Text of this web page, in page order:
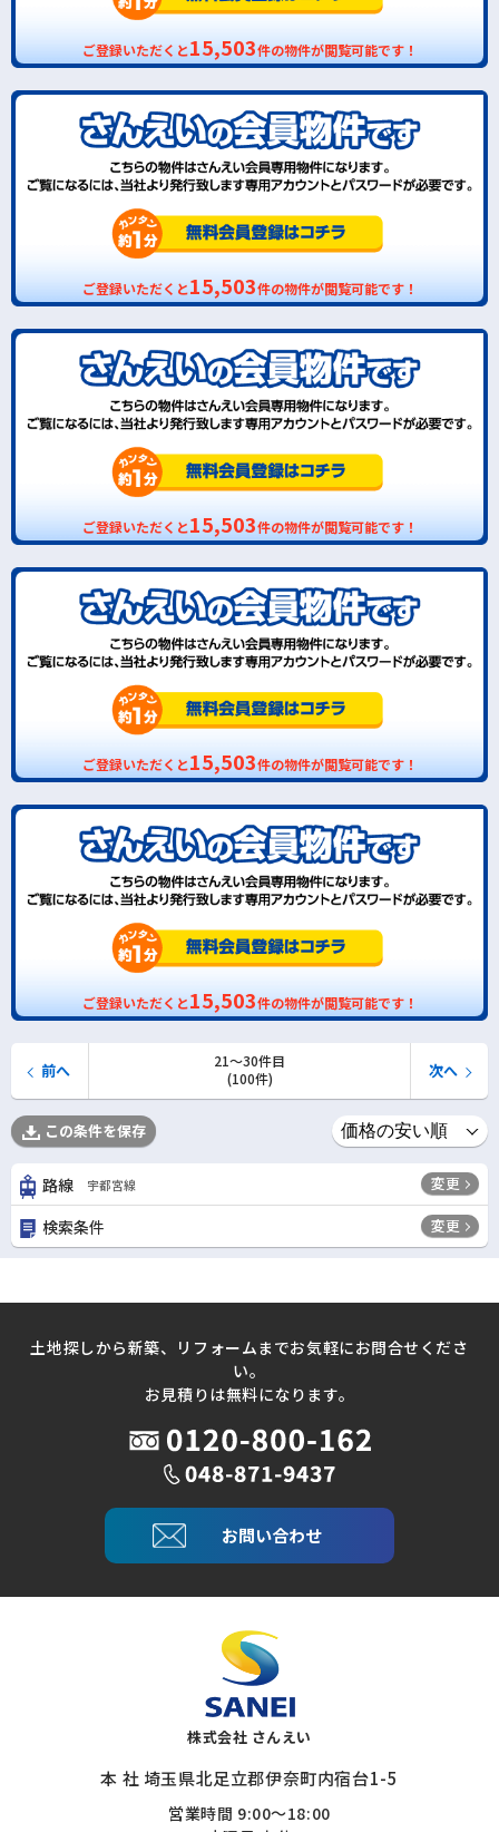
ご登録いただくと15,503件の物件が閲覧可能です！
ご登録いただくと15,503件の物件が閲覧可能です！
ご登録いただくと15,503件の物件が閲覧可能です！
ご登録いただくと15,503件の物件が閲覧可能です！
ご登録いただくと15,503件の物件が閲覧可能です！
21〜30件目
(100件)
前へ 次へ
この条件を保存
路線 宇都宮線 変更
検索条件 変更
土地探しから新築、リフォームまでお気軽にお問合せくださ
い。
お見積りは無料になります。
お問い合わせ
株式会社 さんえい
本 社 埼玉県北足立郡伊奈町内宿台1-5
営業時間 9:00～18:00